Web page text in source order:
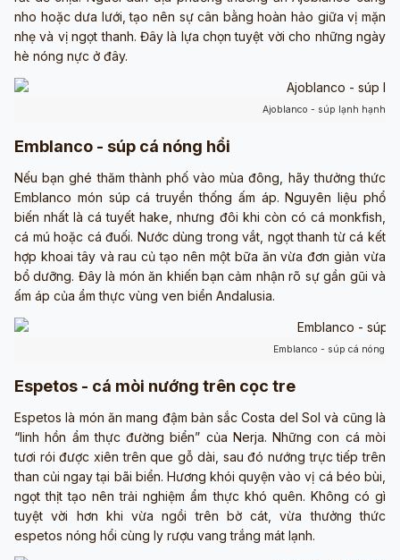
nho hoặc dưa lưới, tạo nên sự cân bằng hoàn hảo giữa vị mặn
nhẹ và vị ngọt thanh. Đây là lựa chọn tuyệt vời cho những ngày
hè nóng nực ở đây.
Ajoblanco - súp lạnh hạnh
Emblanco - súp cá nóng hổi
Nếu bạn ghé thăm thành phố vào mùa đông, hãy thưởng thức
Emblanco món súp cá truyền thống ấm áp. Nguyên liệu phổ
biến nhất là cá tuyết hake, nhưng đôi khi còn có cá monkfish,
cá mú hoặc cá đuối. Nước dùng trong vắt, ngọt thanh từ cá kết
hợp khoai tây và rau củ tạo nên một bữa ăn vừa đơn giản vừa
bổ dưỡng. Đây là món ăn khiến bạn cảm nhận rõ sự gần gũi và
ấm áp của ẩm thực vùng ven biển Andalusia.
Emblanco - súp cá nóng
Espetos - cá mòi nướng trên cọc tre
Espetos là món ăn mang đậm bản sắc Costa del Sol và cũng là
“linh hồn ẩm thực đường biển” của Nerja. Những con cá mòi
tươi rói được xiên trên que gỗ dài, sau đó nướng trực tiếp trên
than củi ngay tại bãi biển. Hương khói quyện vào vị cá béo bùi,
ngọt thịt tạo nên trải nghiệm ẩm thực khó quên. Không có gì
tuyệt vời hơn khi vừa ngồi trên bờ cát, vừa thưởng thức
espetos nóng hổi cùng ly rượu vang trắng mát lạnh.